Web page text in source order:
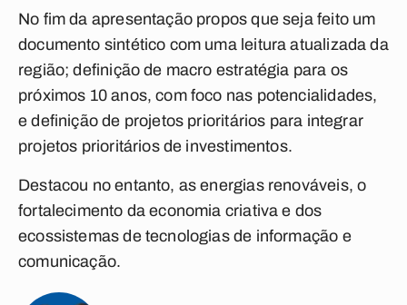
No fim da apresentação propos que seja feito um
documento sintético com uma leitura atualizada da
região; definição de macro estratégia para os
próximos 10 anos, com foco nas potencialidades,
e definição de projetos prioritários para integrar
projetos prioritários de investimentos.
Destacou no entanto, as energias renováveis, o
fortalecimento da economia criativa e dos
ecossistemas de tecnologias de informação e
comunicação.